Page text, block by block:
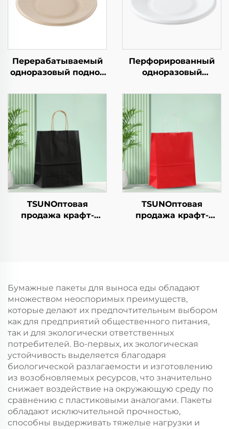
Перерабатываемый
одноразовый поднос
салатов, закусок,
суши, пиццы, хлеба,
конфет, шоколада
или гамбургеров —
для общепита и
крафтовых целей
Перфорированный
одноразовый
квадратной формы
из крафт-бумаги для
салата, закусок,
суши, бутербродов,
хлеба, конфет,
шоколада, печенья,
корма для животных
TSUNОптовая
продажа крафт-
нанесения принта
TSUNОптовая
продажа крафт-
новогодней/
рождественской еды
в гофрокarton
Бумажные пакеты для выноса еды обладают
множеством неоспоримых преимуществ,
которые делают их предпочтительным выбором
как для предприятий общественного питания,
так и для экологически ответственных
потребителей. Во-первых, их экологическая
устойчивость выделяется благодаря
биологической разлагаемости и изготовлению
из возобновляемых ресурсов, что значительно
снижает воздействие на окружающую среду по
сравнению с пластиковыми аналогами. Пакеты
обладают исключительной прочностью,
способны выдерживать тяжелые нагрузки и